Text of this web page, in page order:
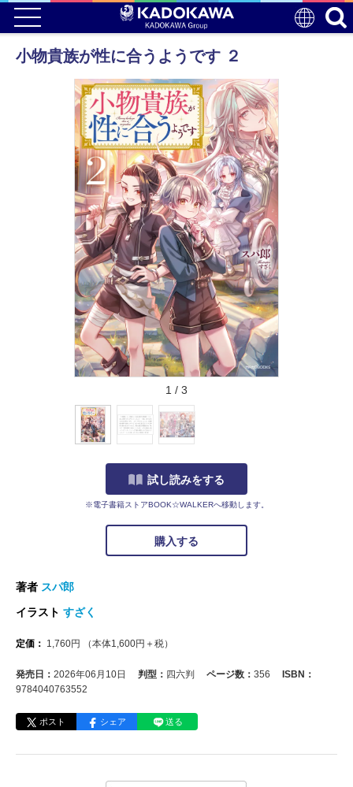
小物貴族が性に合うようです ２
1 / 3
試し読みをする
※電子書籍ストアBOOK☆WALKERへ移動します。
購入する
著者 スパ郎
イラスト すざく
定価： 1,760円 （本体1,600円＋税）
発売日： 2026年06月10日 判型： 四六判 ページ数： 356
ISBN：
9784040763552
ポスト シェア 送る